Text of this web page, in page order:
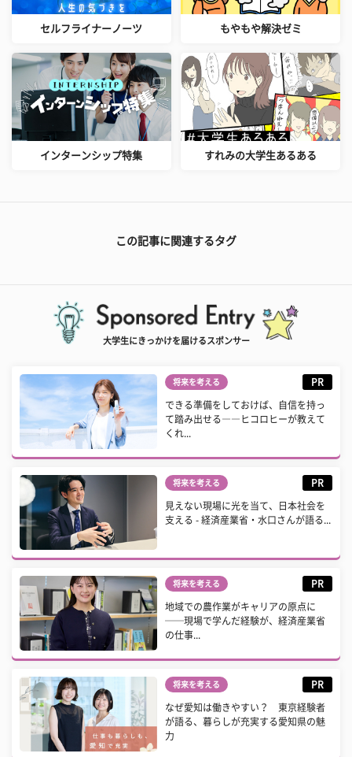
セルフライナーノーツ もやもや解決ゼミ
インターンシップ特集 すれみの大学生あるある
この記事に関連するタグ
大学生にきっかけを届けるスポンサー
将来を考える PR
できる準備をしておけば、自信を持っ
て踏み出せる――ヒコロヒーが教えて
くれ...
将来を考える PR
見えない現場に光を当て、日本社会を
支える - 経済産業省・水口さんが語る...
将来を考える PR
地域での農作業がキャリアの原点に
──現場で学んだ経験が、経済産業省
の仕事...
将来を考える PR
なぜ愛知は働きやすい？ 東京経験者
が語る、暮らしが充実する愛知県の魅
力